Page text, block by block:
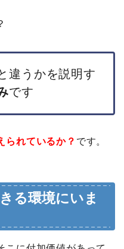
違うかを説明す
です
られているか？ です。
る環境にいま